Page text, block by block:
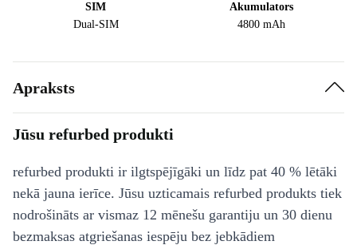
SIM
Dual-SIM
Akumulators
4800 mAh
Apraksts
Jūsu refurbed produkti
refurbed produkti ir ilgtspējīgāki un līdz pat 40 % lētāki
nekā jauna ierīce. Jūsu uzticamais refurbed produkts tiek
nodrošināts ar vismaz 12 mēnešu garantiju un 30 dienu
bezmaksas atgriešanas iespēju bez jebkādiem